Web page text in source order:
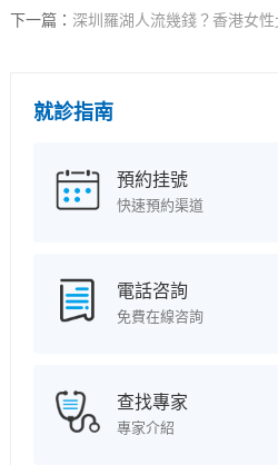
下一篇： 深圳羅湖人流幾錢？香港女
就診指南
預約挂號
快速預約渠道
電話咨詢
免費在線咨詢
查找專家
專家介紹